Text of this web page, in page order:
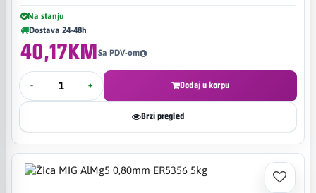
Na stanju
Dostava 24-48h
40,17KMSa PDV-om
- + Dodaj u korpu
Brzi pregled